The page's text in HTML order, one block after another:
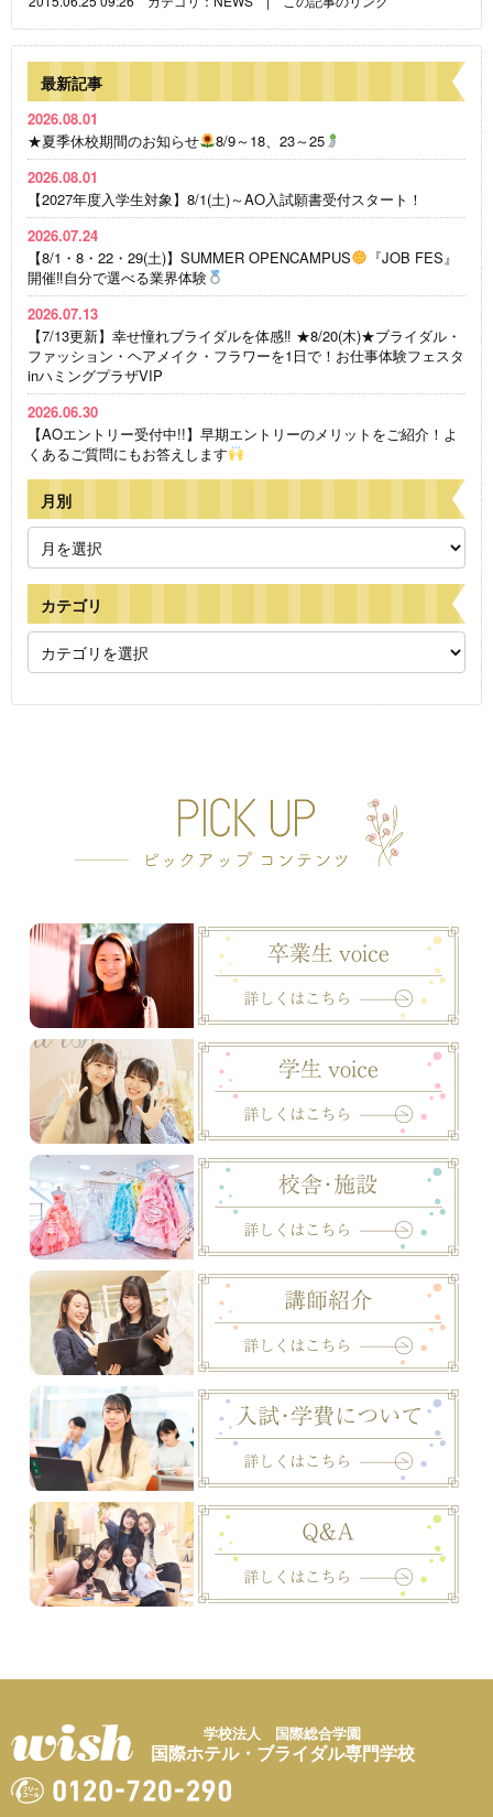
最新記事
2026.08.01
★夏季休校期間のお知らせ
8/9～18、23～25
2026.08.01
【2027年度入学生対象】8/1(土)～AO入試願書受付スタート！
2026.07.24
【8/1・8・22・29(土)】SUMMER OPENCAMPUS
『JOB FES』
開催‼自分で選べる業界体験
2026.07.13
【7/13更新】幸せ憧れブライダルを体感‼ ★8/20(木)★ブライダル・
ファッション・ヘアメイク・フラワーを1日で！お仕事体験フェスタ
inハミングプラザVIP
2026.06.30
【AOエントリー受付中!!】早期エントリーのメリットをご紹介！よ
くあるご質問にもお答えします
月別
カテゴリ
学校法人 国際総合学園
国際ホテル・ブライダル専門学校